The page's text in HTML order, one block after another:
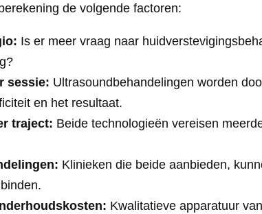
de volgende factoren:
Is er meer vraag naar
sessie: Ultrasoundbehandelingen worden
en het resultaat.
traject: Beide technologieën vereisen
Klinieken die beide aanbieden,
Kwalitatieve apparatuur